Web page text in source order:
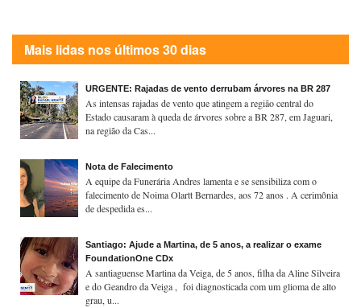
Mais lidas nos últimos 30 dias
URGENTE: Rajadas de vento derrubam árvores na BR 287
As intensas rajadas de vento que atingem a região central do
Estado causaram à queda de árvores sobre a BR 287, em Jaguari,
na região da Cas...
Nota de Falecimento
A equipe da Funerária Andres lamenta e se sensibiliza com o
falecimento de Noima Olartt Bernardes, aos 72 anos . A cerimônia
de despedida es...
Santiago: Ajude a Martina, de 5 anos, a realizar o exame
FoundationOne CDx
A santiaguense Martina da Veiga, de 5 anos, filha da Aline Silveira
e do Geandro da Veiga , foi diagnosticada com um glioma de alto
grau, u...